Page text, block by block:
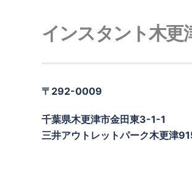
インスタント木更
〒292-0009
千葉県木更津市金田東3-1-1
三井アウトレットパーク木更津